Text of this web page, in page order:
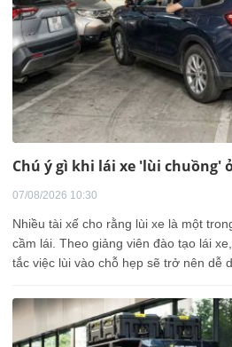
Chú ý gì khi lái xe 'lùi chuồng'
07/08/2026 10:30
Nhiều tài xế cho rằng lùi xe là một
cầm lái. Theo giảng viên đào tạo lái
tắc việc lùi vào chỗ hẹp sẽ trở nên dễ